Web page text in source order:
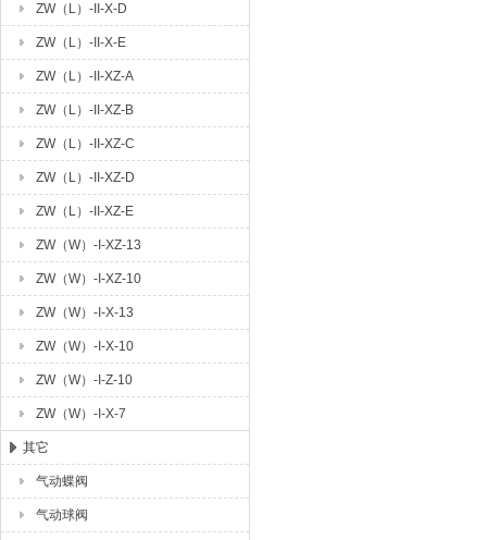
ZW（L）-II-X-D
ZW（L）-II-X-E
ZW（L）-II-XZ-A
ZW（L）-II-XZ-B
ZW（L）-II-XZ-C
ZW（L）-II-XZ-D
ZW（L）-II-XZ-E
ZW（W）-I-XZ-13
ZW（W）-I-XZ-10
ZW（W）-I-X-13
ZW（W）-I-X-10
ZW（W）-I-Z-10
ZW（W）-I-X-7
其它
气动蝶阀
气动球阀